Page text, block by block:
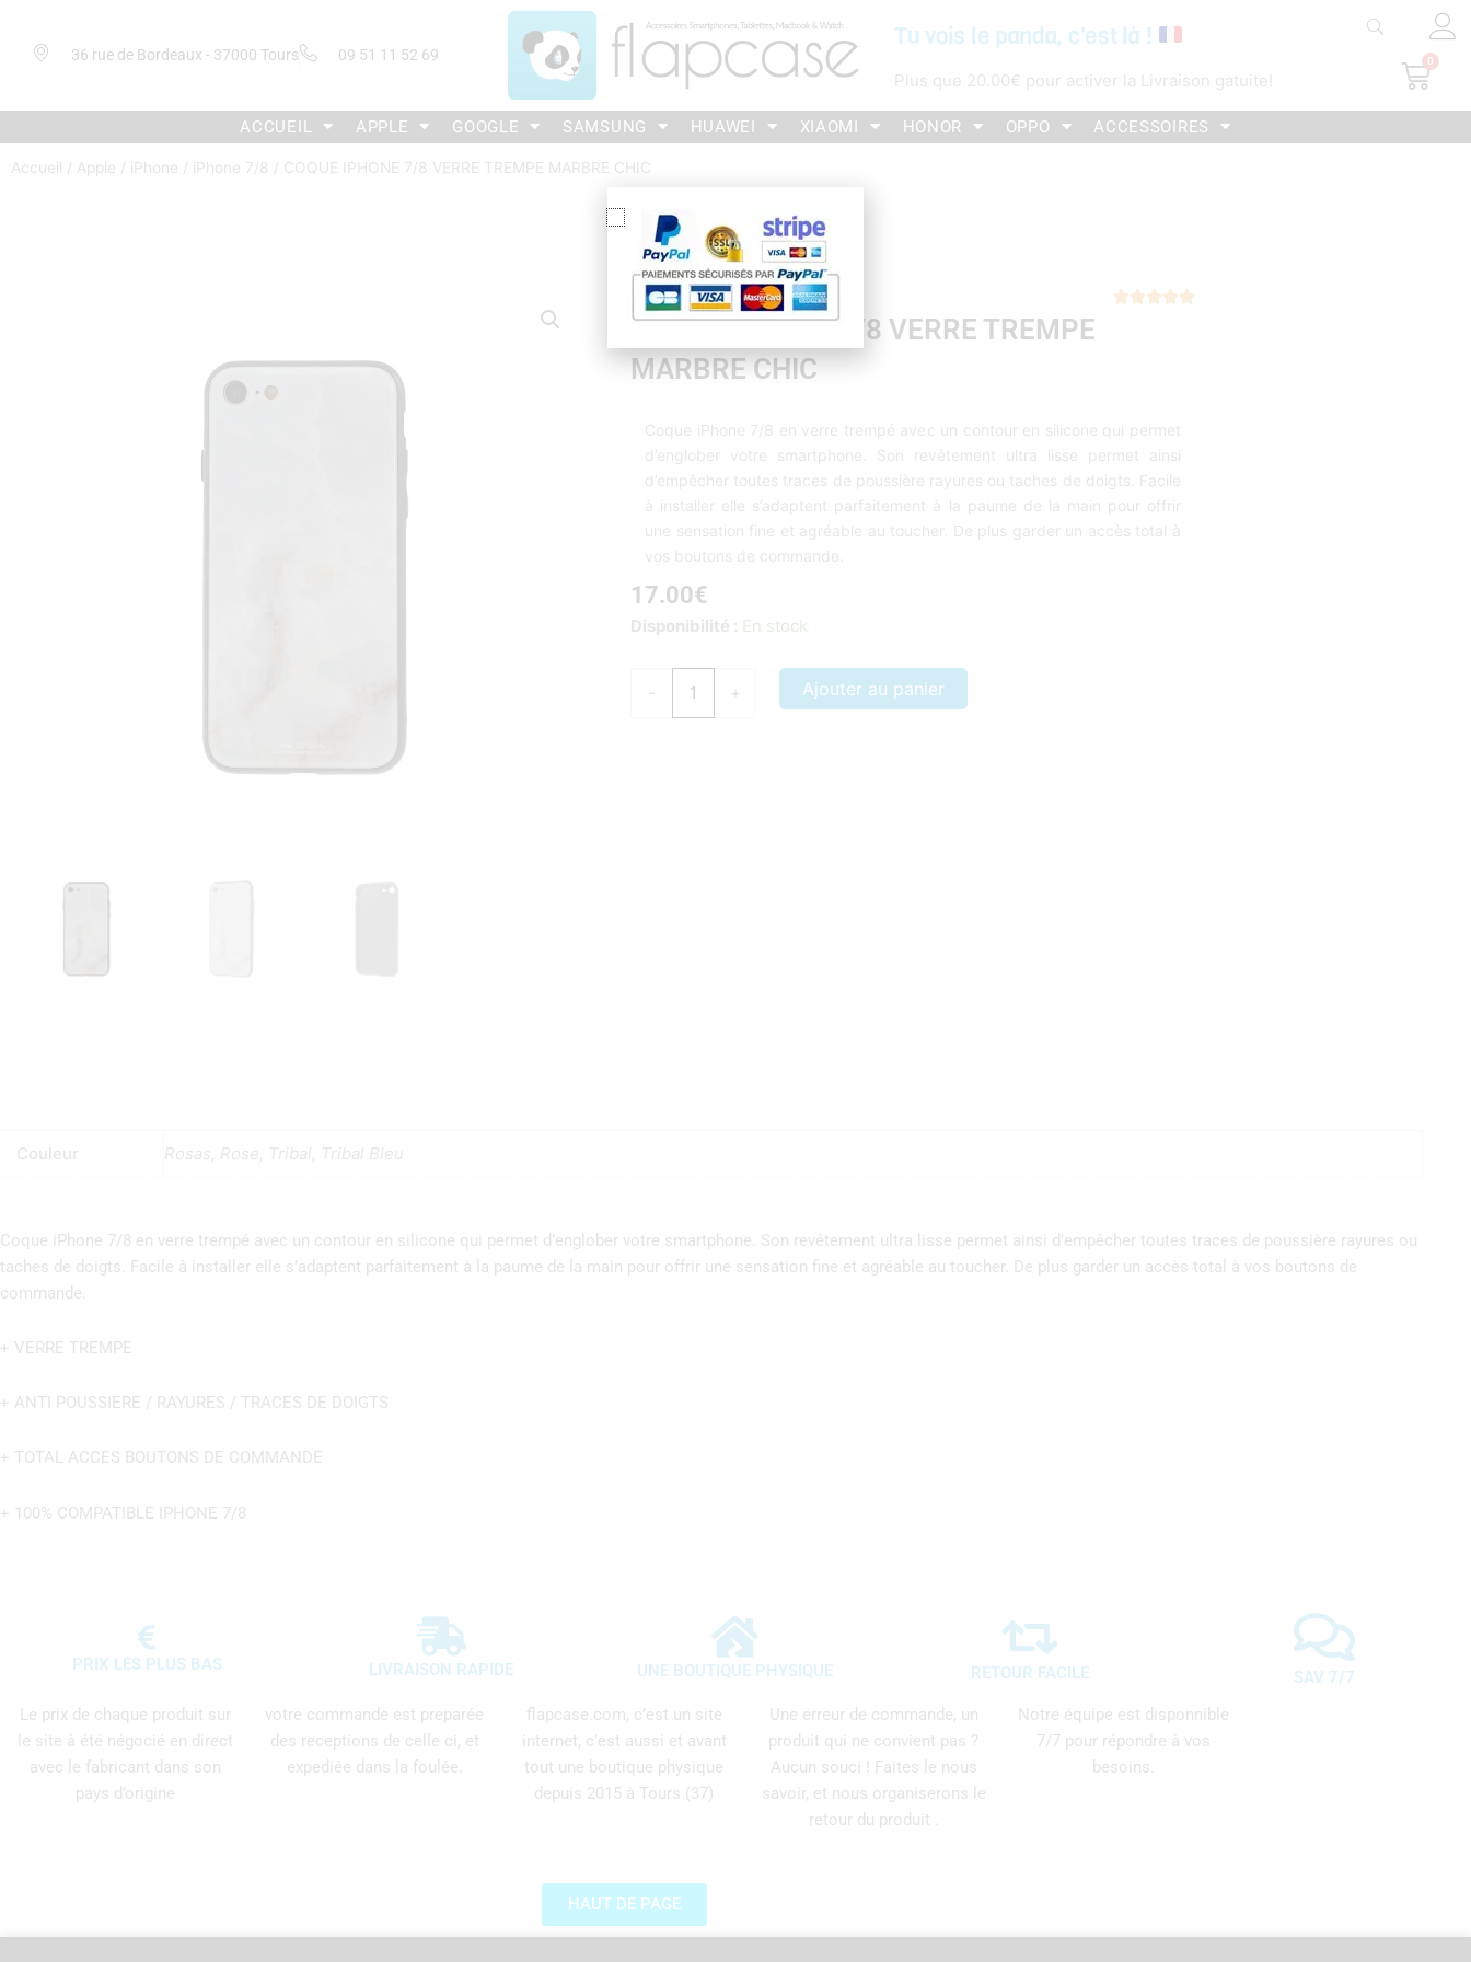
36 rue de Bordeaux - 37000 Tours 09 51 11 52 69
Tu vois le panda, c'est là !
Plus que 20.00€ pour activer la Livraison gatuite!
0
ACCUEIL APPLE GOOGLE SAMSUNG HUAWEI XIAOMI HONOR OPPO ACCESSOIRES
Accueil / Apple / iPhone / iPhone 7/8 / COQUE IPHONE 7/8 VERRE TREMPE MARBRE CHIC

COQUE IPHONE 7/8 VERRE TREMPE
MARBRE CHIC
Coque iPhone 7/8 en verre trempé avec un contour en silicone qui permet
d’englober votre smartphone. Son revêtement ultra lisse permet ainsi
d’empêcher toutes traces de poussière rayures ou taches de doigts. Facile
à installer elle s’adaptent parfaitement à la paume de la main pour offrir
une sensation fine et agréable au toucher. De plus garder un accès total à
vos boutons de commande.
17.00€
Disponibilité : En stock
-
quantité
+ Ajouter au panier
Couleur Rosas, Rose, Tribal, Tribal Bleu
Coque iPhone 7/8 en verre trempé avec un contour en silicone qui permet d’englober votre smartphone. Son revêtement ultra lisse permet ainsi d’empêcher toutes traces de poussière rayures ou
taches de doigts. Facile à installer elle s’adaptent parfaitement à la paume de la main pour offrir une sensation fine et agréable au toucher. De plus garder un accès total à vos boutons de
commande.
+ VERRE TREMPE
+ ANTI POUSSIERE / RAYURES / TRACES DE DOIGTS
+ TOTAL ACCES BOUTONS DE COMMANDE
+ 100% COMPATIBLE IPHONE 7/8
PRIX LES PLUS BAS LIVRAISON RAPIDE UNE BOUTIQUE PHYSIQUE RETOUR FACILE
SAV 7/7
Le prix de chaque produit sur
le site à été négocié en direct
avec le fabricant dans son
pays d’origine
votre commande est preparée
des receptions de celle ci, et
expediée dans la foulée.
flapcase.com, c’est un site
internet, c’est aussi et avant
tout une boutique physique
depuis 2015 à Tours (37)
Une erreur de commande, un
produit qui ne convient pas ?
Aucun souci ! Faites le nous
savoir, et nous organiserons le
retour du produit .
Notre équipe est disponnible
7/7 pour répondre à vos
besoins.
HAUT DE PAGE